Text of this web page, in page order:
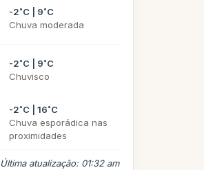
-2˚C | 9˚C
Chuva moderada
-2˚C | 9˚C
Chuvisco
-2˚C | 16˚C
Chuva esporádica nas
proximidades
Última atualização: 01:32 am